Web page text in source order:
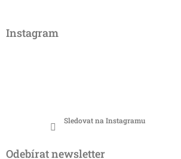
Instagram
Sledovat na Instagramu
Odebírat newsletter